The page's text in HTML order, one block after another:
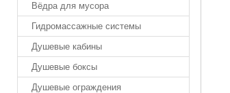
Вёдра для мусора
Гидромассажные системы
Душевые кабины
Душевые боксы
Душевые ограждения